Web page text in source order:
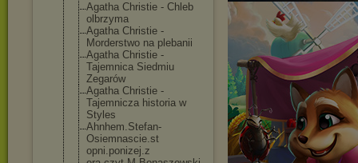
Agatha Christie - Chleb
olbrzyma
Agatha Christie -
Morderstwo na plebanii
Agatha Christie -
Tajemnica Siedmiu
Zegarów
Agatha Christie -
Tajemnicza historia w
Styles
Ahnhem.Stefan-
Osiemnascie.st
opni.ponizej.z